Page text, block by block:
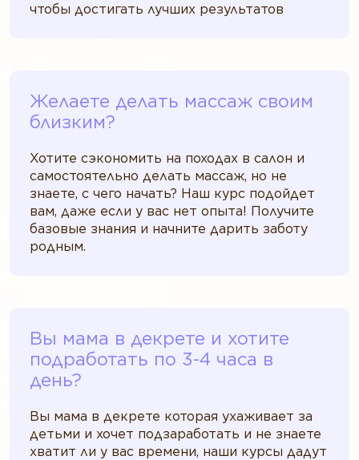
чтобы достигать лучших результатов
Желаете делать массаж своим
близким?
Хотите сэкономить на походах в салон и
самостоятельно делать массаж, но не
знаете, с чего начать? Наш курс подойдет
вам, даже если у вас нет опыта! Получите
базовые знания и начните дарить заботу
родным.
Вы мама в декрете и хотите
подработать по 3-4 часа в
день?
Вы мама в декрете которая ухаживает за
детьми и хочет подзаработать и не знаете
хватит ли у вас времени, наши курсы дадут